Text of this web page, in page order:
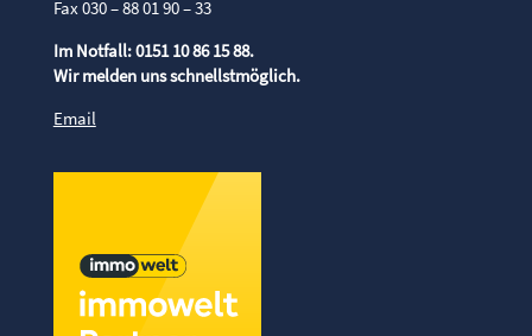
Fax 030 – 88 01 90 – 33
Im Notfall: 0151 10 86 15 88.
Wir melden uns schnellstmöglich.
Email